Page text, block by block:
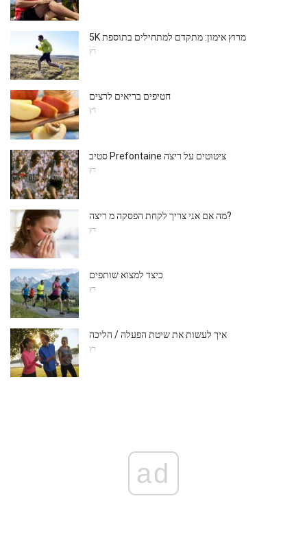
5K מרוץ אימון: מתקדם למתחילים בתוספת
רץ
חטיפים בריאים לרצים
רץ
סטיב Prefontaine ציטוטים על ריצה
רץ
מה אם אני צריך לקחת הפסקה מ ריצה?
רץ
כיצד למצוא שותפים
רץ
איך לעשות את שיטת הפעלה / הליכה
רץ
ad